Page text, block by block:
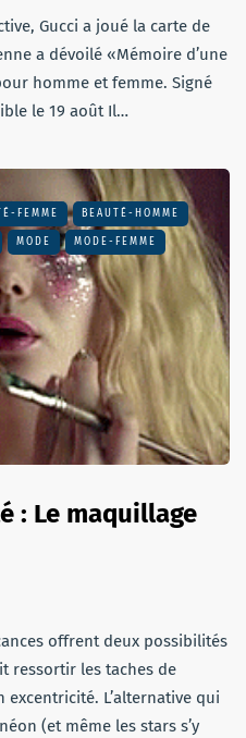
Gucci a joué la carte de
a dévoilé «Mémoire d’une
homme et femme. Signé
le 19 août Il…
FEMME BEAUTÉ-HOMME
MODE MODE-FEMME
: Le maquillage
offrent deux possibilités
ressortir les taches de
L’alternative qui
(et même les stars s’y